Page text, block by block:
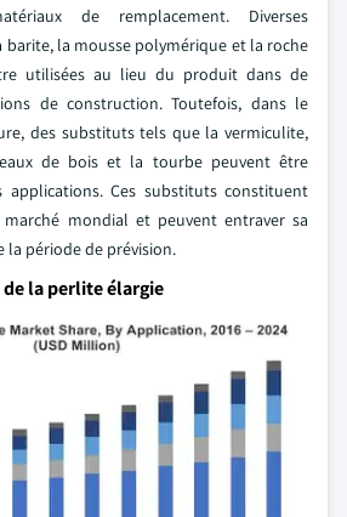
de remplacement. Diverses
la mousse polymérique et la roche
utilisées au lieu du produit dans de
de construction. Toutefois, dans le
des substituts tels que la vermiculite,
de bois et la tourbe peuvent être
applications. Ces substituts constituent
mondial et peuvent entraver sa
la période de prévision.
la perlite élargie